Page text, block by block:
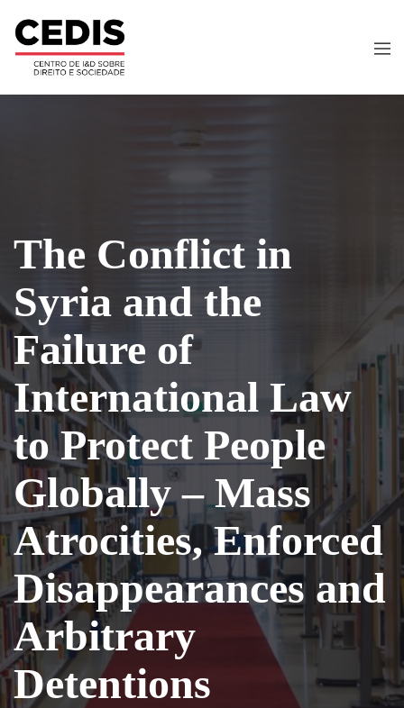
The Conflict in
Syria and the
Failure of
International Law
to Protect People
Globally – Mass
Atrocities, Enforced
Disappearances and
Arbitrary
Detentions